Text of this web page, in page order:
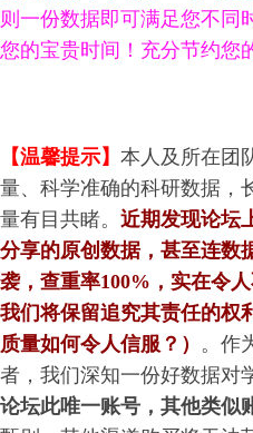
则一份数据即可满足您不同
您的宝贵时间！充分节约您
【温馨提示】 本人及所在团
量、科学准确的科研数据，
量有目共睹。 近期发现论坛
分享的原创数据，甚至连数
袭，查重率100%，实在令
我们将保留追究其责任的权
质量如何令人信服？ ） 。作
者，我们深知一份好数据对
论坛此唯一账号，其他类似